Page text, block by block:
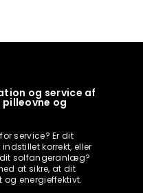
og service af
og
service? Er dit
korrekt, eller
solfangeranlæg?
at sikre, at dit
energieffektivt.